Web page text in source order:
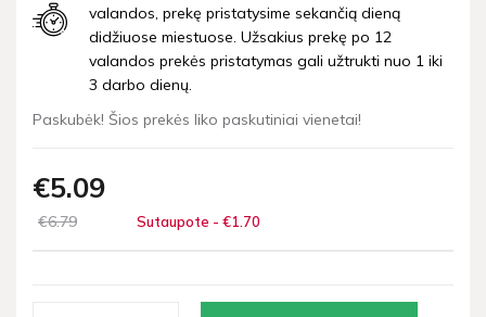
valandos, prekę pristatysime sekančią dieną
didžiuose miestuose. Užsakius prekę po 12
valandos prekės pristatymas gali užtrukti nuo 1 iki
3 darbo dienų.
Paskubėk! Šios prekės liko paskutiniai vienetai!
€5 09
€679 Sutaupote - €1 70